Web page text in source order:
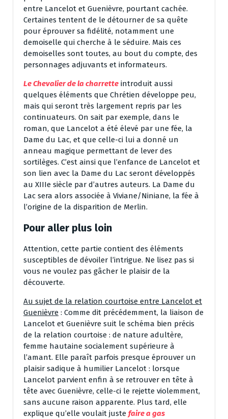
entre Lancelot et Guenièvre, pourtant cachée.
Certaines tentent de le détourner de sa quête
pour éprouver sa fidélité, notamment une
demoiselle qui cherche à le séduire. Mais ces
demoiselles sont toutes, au bout du compte, des
personnages adjuvants et informateurs.
Le Chevalier de la charrette introduit aussi
quelques éléments que Chrétien développe peu,
mais qui seront très largement repris par les
continuateurs. On sait par exemple, dans le
roman, que Lancelot a été élevé par une fée, la
Dame du Lac, et que celle-ci lui a donné un
anneau magique permettant de lever des
sortilèges. C’est ainsi que l’enfance de Lancelot et
son lien avec la Dame du Lac seront développés
au XIIIe siècle par d’autres auteurs. La Dame du
Lac sera alors associée à Viviane/Niniane, la fée à
l’origine de la disparition de Merlin.
Pour aller plus loin
Attention, cette partie contient des éléments
susceptibles de dévoiler l’intrigue. Ne lisez pas si
vous ne voulez pas gâcher le plaisir de la
découverte.
Au sujet de la relation courtoise entre Lancelot et
Guenièvre : Comme dit précédemment, la liaison de
Lancelot et Guenièvre suit le schéma bien précis
de la relation courtoise : de nature adultère,
femme hautaine socialement supérieure à
l’amant. Elle paraît parfois presque éprouver un
plaisir sadique à humilier Lancelot : lorsque
Lancelot parvient enfin à se retrouver en tête à
tête avec Guenièvre, celle-ci le rejette violemment,
sans aucune raison apparente. Plus tard, elle
explique qu’elle voulait juste faire a gas